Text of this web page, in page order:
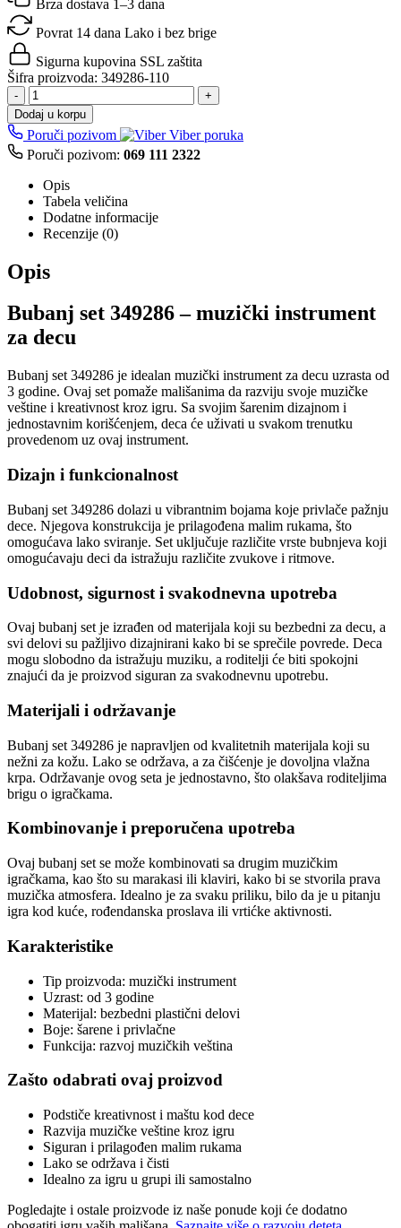
Brza dostava 1–3 dana
Povrat 14 dana Lako i bez brige
Sigurna kupovina SSL zaštita
Šifra proizvoda: 349286-110
-
+
Dodaj u korpu
Poruči pozivom
Viber poruka
Poruči pozivom: 069 111 2322
Opis
Tabela veličina
Dodatne informacije
Recenzije (0)
Opis
Bubanj set 349286 – muzički instrument
za decu
Bubanj set 349286 je idealan muzički instrument za decu uzrasta od
3 godine. Ovaj set pomaže mališanima da razviju svoje muzičke
veštine i kreativnost kroz igru. Sa svojim šarenim dizajnom i
jednostavnim korišćenjem, deca će uživati u svakom trenutku
provedenom uz ovaj instrument.
Dizajn i funkcionalnost
Bubanj set 349286 dolazi u vibrantnim bojama koje privlače pažnju
dece. Njegova konstrukcija je prilagođena malim rukama, što
omogućava lako sviranje. Set uključuje različite vrste bubnjeva koji
omogućavaju deci da istražuju različite zvukove i ritmove.
Udobnost, sigurnost i svakodnevna upotreba
Ovaj bubanj set je izrađen od materijala koji su bezbedni za decu, a
svi delovi su pažljivo dizajnirani kako bi se sprečile povrede. Deca
mogu slobodno da istražuju muziku, a roditelji će biti spokojni
znajući da je proizvod siguran za svakodnevnu upotrebu.
Materijali i održavanje
Bubanj set 349286 je napravljen od kvalitetnih materijala koji su
nežni za kožu. Lako se održava, a za čišćenje je dovoljna vlažna
krpa. Održavanje ovog seta je jednostavno, što olakšava roditeljima
brigu o igračkama.
Kombinovanje i preporučena upotreba
Ovaj bubanj set se može kombinovati sa drugim muzičkim
igračkama, kao što su marakasi ili klaviri, kako bi se stvorila prava
muzička atmosfera. Idealno je za svaku priliku, bilo da je u pitanju
igra kod kuće, rođendanska proslava ili vrtićke aktivnosti.
Karakteristike
Tip proizvoda: muzički instrument
Uzrast: od 3 godine
Materijal: bezbedni plastični delovi
Boje: šarene i privlačne
Funkcija: razvoj muzičkih veština
Zašto odabrati ovaj proizvod
Podstiče kreativnost i maštu kod dece
Razvija muzičke veštine kroz igru
Siguran i prilagođen malim rukama
Lako se održava i čisti
Idealno za igru u grupi ili samostalno
Pogledajte i ostale proizvode iz naše ponude koji će dodatno